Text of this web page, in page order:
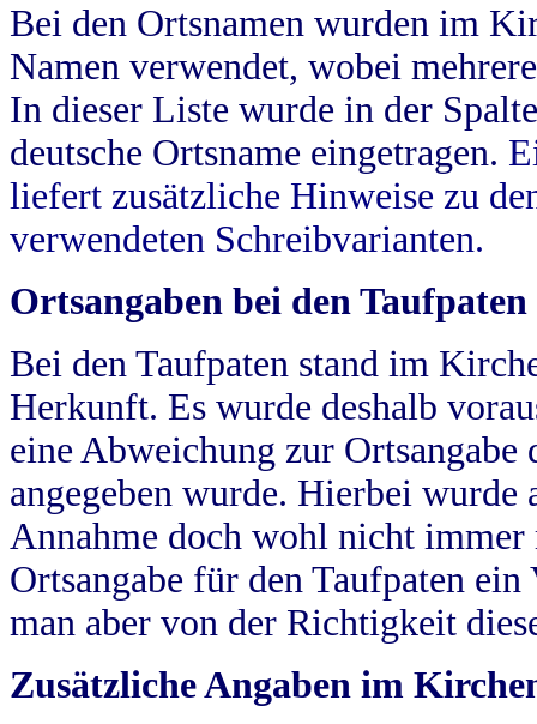
Bei den Ortsnamen wurden im
Namen verwendet, wobei
In dieser Liste wurde in der
deutsche Ortsname eingetragen.
liefert zusätzliche Hinweise zu
verwendeten Schreibvarianten.
Ortsangaben bei den Taufpaten
Bei den Taufpaten stand im
Herkunft. Es wurde deshalb
eine Abweichung zur
angegeben wurde. Hierbei wurde
Annahme doch wohl nicht
Ortsangabe für den Taufpaten
man aber von der Richtigkeit
Zusätzliche Angaben im